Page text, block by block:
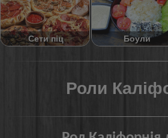
Сети піц Боули
Роли